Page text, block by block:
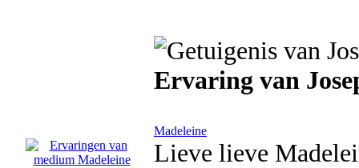
Ervaring van
Madeleine
Lieve lieve